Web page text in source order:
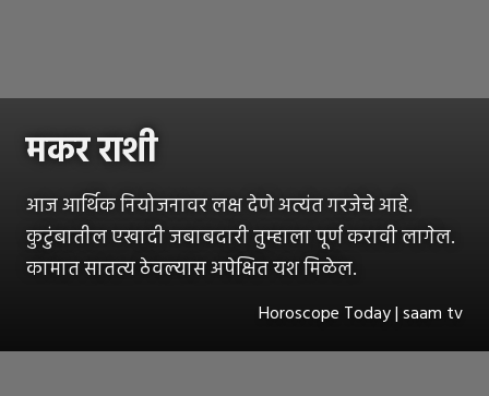
मकर राशी
आज आर्थिक नियोजनावर लक्ष देणे अत्यंत गरजेचे आहे.
कुटुंबातील एखादी जबाबदारी तुम्हाला पूर्ण करावी लागेल.
कामात सातत्य ठेवल्यास अपेक्षित यश मिळेल.
Horoscope Today | saam tv